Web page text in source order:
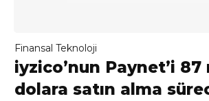
Finansal Teknoloji
iyzico’nun Paynet’i
dolara satın alma